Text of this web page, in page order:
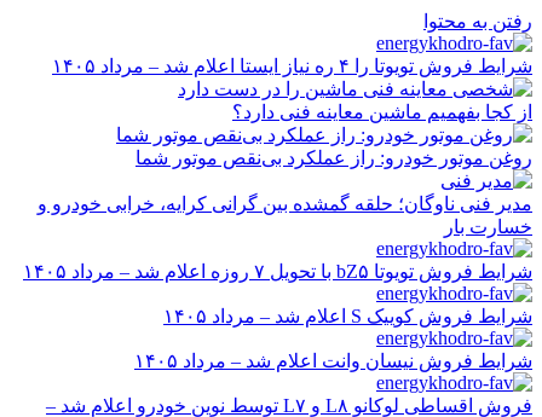
رفتن به محتوا
شرایط فروش تویوتا را ۴ ره نیاز ایستا اعلام شد – مرداد ۱۴۰۵
از کجا بفهمیم ماشین معاینه فنی دارد؟
روغن موتور خودرو: راز عملکرد بی‌نقص موتور شما
مدیر فنی ناوگان؛ حلقه گمشده بین گرانی کرایه، خرابی خودرو و
خسارت بار
شرایط فروش تویوتا bZ۵ با تحویل ۷ روزه اعلام شد – مرداد ۱۴۰۵
شرایط فروش کوییک S اعلام شد – مرداد ۱۴۰۵
شرایط فروش نیسان وانت اعلام شد – مرداد ۱۴۰۵
فروش اقساطی لوکانو L۸ و L۷ توسط نوین خودرو اعلام شد –